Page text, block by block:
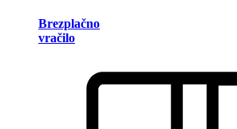
Brezplačno
vračilo